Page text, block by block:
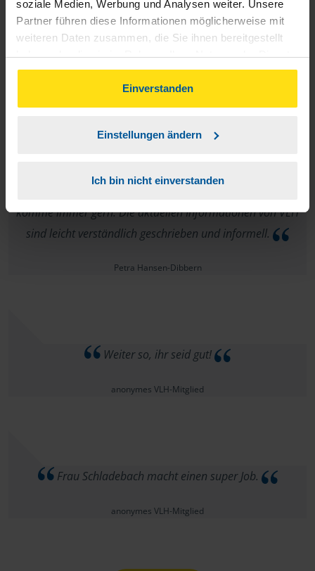
soziale Medien, Werbung und Analysen weiter. Unsere
Partner führen diese Informationen möglicherweise mit
weiteren Daten zusammen, die Sie ihnen bereitgestellt
haben oder die sie im Rahmen Ihrer Nutzung der Dienste
gesammelt haben. Indem Sie auf Einverstanden klicken,
können Sie der Verwendung von Cookies, gemäß
unserer➔ Datenschutzrichtliniezustimmen.
Einverstanden
Einstellungen ändern
Ich bin nicht einverstanden
vor.
Stephan
komme immer gern. Die aktuellen Informationen von VLH
sind leicht verständlich geschrieben und informell.
Petra Hansen-Dibbern
Weiter so, ihr seid gut!
anonymes VLH-Mitglied
Frau Schladebach macht einen super Job.
anonymes VLH-Mitglied